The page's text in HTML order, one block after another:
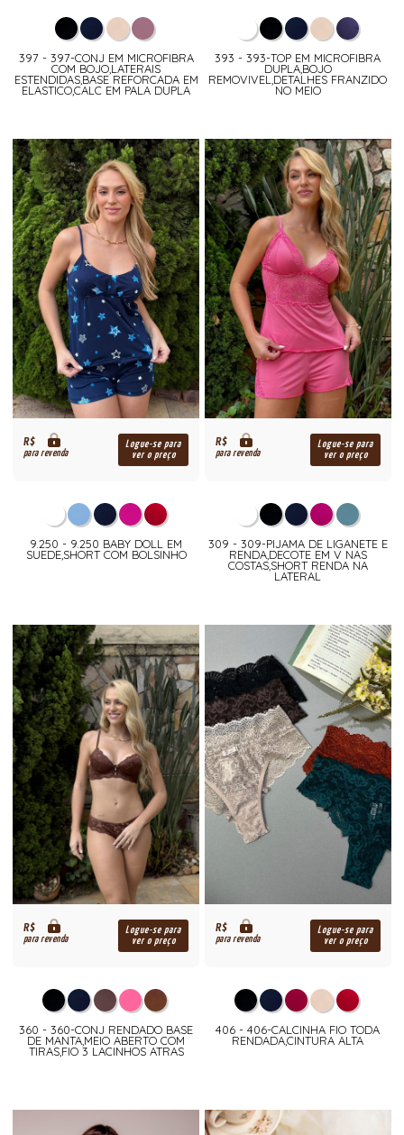
397 - 397-CONJ EM MICROFIBRA
COM BOJO,LATERAIS
ESTENDIDAS,BASE REFORCADA EM
ELASTICO,CALC EM PALA DUPLA
393 - 393-TOP EM MICROFIBRA
DUPLA,BOJO
REMOVIVEL,DETALHES FRANZIDO
NO MEIO
R$
para revenda
Logue-se para
ver o preço
9.250 - 9.250 BABY DOLL EM
SUEDE,SHORT COM BOLSINHO
R$
para revenda
Logue-se para
ver o preço
309 - 309-PIJAMA DE LIGANETE E
RENDA,DECOTE EM V NAS
COSTAS,SHORT RENDA NA
LATERAL
R$
para revenda
Logue-se para
ver o preço
360 - 360-CONJ RENDADO BASE
DE MANTA,MEIO ABERTO COM
TIRAS,FIO 3 LACINHOS ATRAS
R$
para revenda
Logue-se para
ver o preço
406 - 406-CALCINHA FIO TODA
RENDADA,CINTURA ALTA